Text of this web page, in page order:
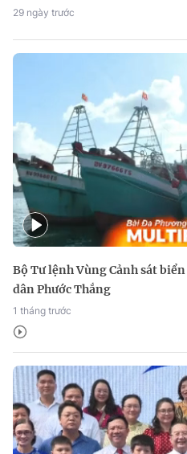
29 ngày trước
Bộ Tư lệnh Vùng Cảnh sát
dân Phước Thắng
1 tháng trước